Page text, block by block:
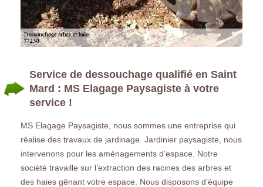
Service de dessouchage qualifié en Saint
Mard : MS Elagage Paysagiste à votre
service !
MS Elagage Paysagiste, nous sommes une entreprise qui
réalise des travaux de jardinage. Jardinier paysagiste, nous
intervenons pour les aménagements d’espace. Notre
société travaille sur l’extraction des racines des arbres et
des haies gênant votre espace. Nous disposons d’équipe